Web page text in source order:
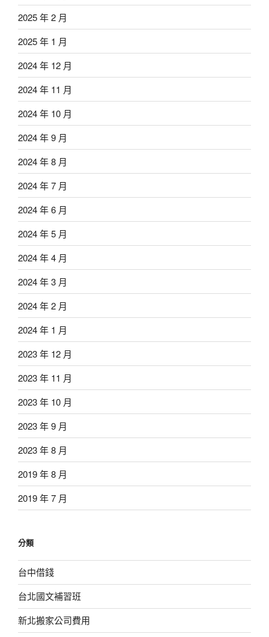
2025 年 2 月
2025 年 1 月
2024 年 12 月
2024 年 11 月
2024 年 10 月
2024 年 9 月
2024 年 8 月
2024 年 7 月
2024 年 6 月
2024 年 5 月
2024 年 4 月
2024 年 3 月
2024 年 2 月
2024 年 1 月
2023 年 12 月
2023 年 11 月
2023 年 10 月
2023 年 9 月
2023 年 8 月
2019 年 8 月
2019 年 7 月
分類
台中借錢
台北國文補習班
新北搬家公司費用